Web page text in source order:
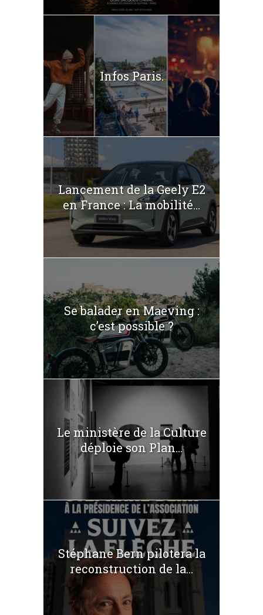
Infos Paris.
Lancement de la Geely E2
en France : La mobilité...
Se balader en Maeving :
c’est possible ?
Le ministère de la Culture
déploie son Plan...
Stéphane Bern pilotera la
reconstruction de la...